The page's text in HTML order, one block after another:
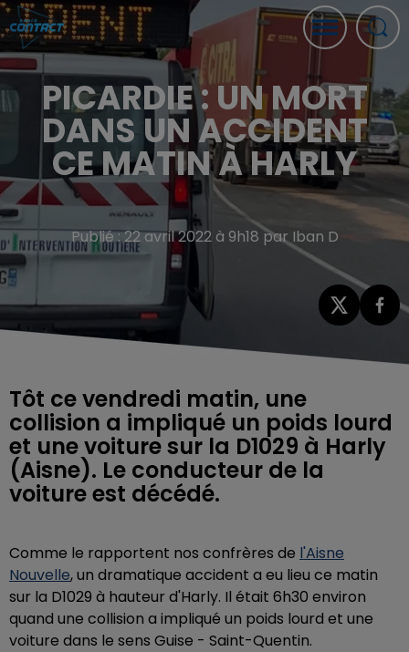
PICARDIE : UN MORT
DANS UN ACCIDENT
CE MATIN À HARLY
Publié : 22 avril 2022 à 9h18 par Iban D
Tôt ce vendredi matin, une
collision a impliqué un poids lourd
et une voiture sur la D1029 à Harly
(Aisne). Le conducteur de la
voiture est décédé.
Comme le rapportent nos confrères de l'Aisne
Nouvelle, un dramatique accident a eu lieu ce matin
sur la D1029 à hauteur d'Harly. Il était 6h30 environ
quand une collision a impliqué un poids lourd et une
voiture dans le sens Guise - Saint-Quentin.